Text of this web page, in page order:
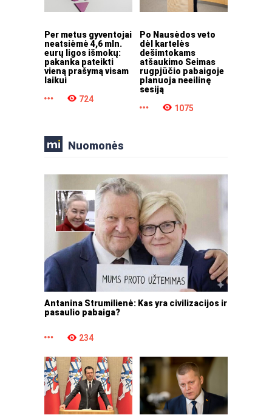
Per metus gyventojai
neatsiėmė 4,6 mln.
eurų ligos išmokų:
pakanka pateikti
vieną prašymą visam
laikui
724
Po Nausėdos veto
dėl kartelės
dešimtokams
atšaukimo Seimas
rugpjūčio pabaigoje
planuoja neeilinę
sesiją
1075
Nuomonės
Antanina Strumilienė: Kas yra civilizacijos ir
pasaulio pabaiga?
234